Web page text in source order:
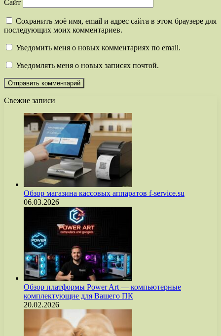
Сайт
Сохранить моё имя, email и адрес сайта в этом браузере для
последующих моих комментариев.
Уведомить меня о новых комментариях по email.
Уведомлять меня о новых записях почтой.
Свежие записи
Обзор магазина кассовых аппаратов f-service.su
06.03.2026
Обзор платформы Power Art — компьютерные
комплектующие для Вашего ПК
20.02.2026